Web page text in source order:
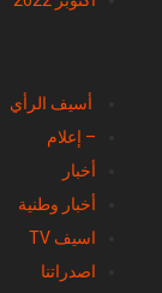
أسيف الرأي
– إعلام
أخبار
أخبار وطنية
اسيف TV
اصدراتنا